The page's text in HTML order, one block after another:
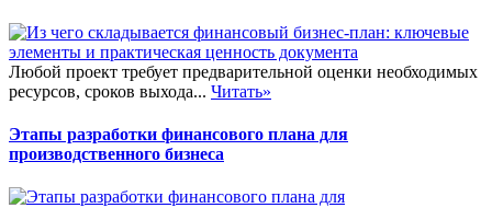
Любой проект требует предварительной оценки необходимых
ресурсов, сроков выхода... Читать»
Этапы разработки финансового плана для
производственного бизнеса